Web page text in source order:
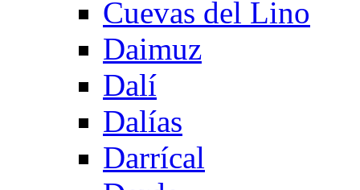
Cuevas del Lino
Daimuz
Dalí
Dalías
Darrícal